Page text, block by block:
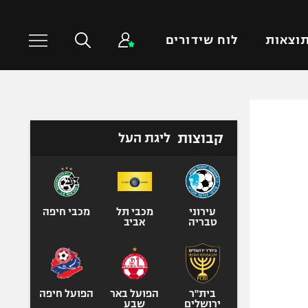
תוצאות לוח שידורים
טניס
כדורעף
ספורט אולימפי
קבוצות ליגת העל
עירוני
טבריה
מכבי תל
אביב
מכבי חיפה
בית"ר
ירושלים
הפועל באר
שבע
הפועל חיפה